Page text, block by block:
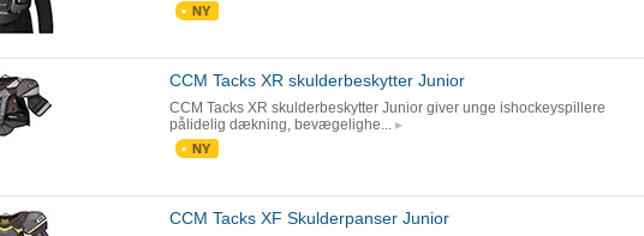
NY
CCM Tacks XR skulderbeskytter Junior
CCM Tacks XR skulderbeskytter Junior giver unge ishockeyspillere
pålidelig dækning, bevægelighe...
NY
CCM Tacks XF Skulderpanser Junior